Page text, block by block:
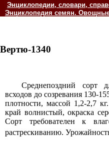
Энциклопедии, словари,
Энциклопедия семян.
Вертю-1340
Среднепоздний сорт
всходов до созревания 130-
плотности, массой 1,2-2,7
край волнистый, окраска
Сорт требователен к
растрескиванию.